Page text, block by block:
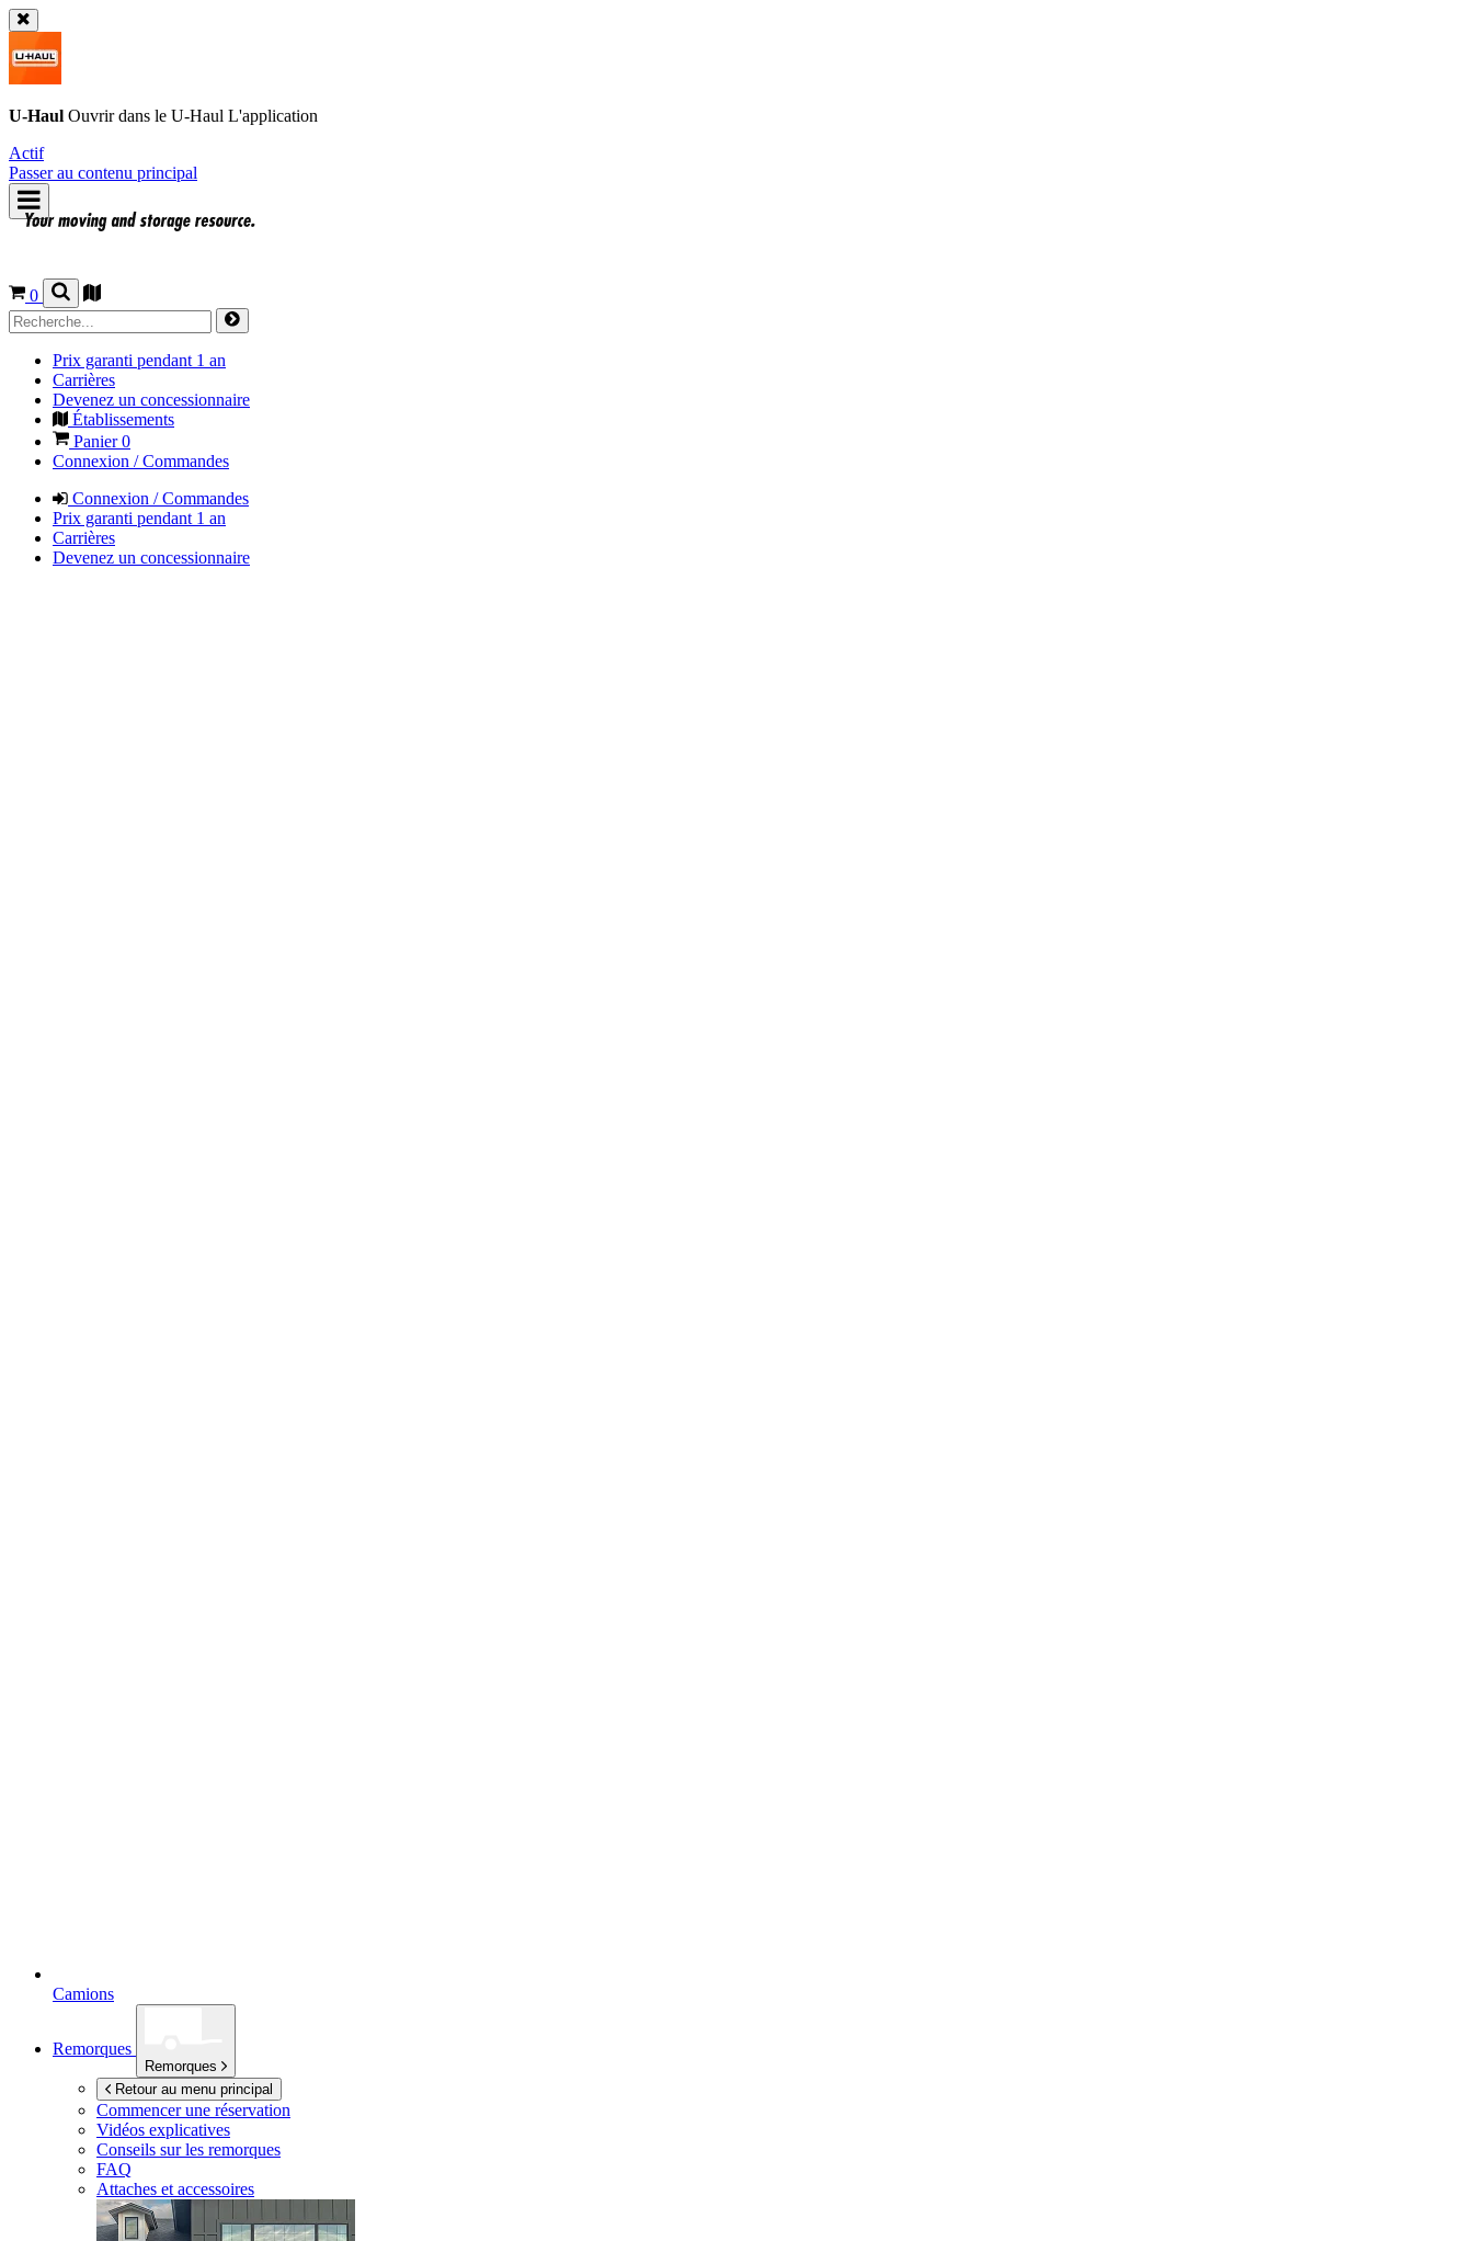
U-Haul Ouvrir dans le U-Haul L'application
Actif
Passer au contenu principal
0
Prix garanti pendant 1 an
Carrières
Devenez un concessionnaire
Établissements
Panier0
Connexion / Commandes
Connexion / Commandes
Prix garanti pendant 1 an
Carrières
Devenez un concessionnaire
Camions
Remorques
Remorques
Retour au menu principal
Commencer une réservation
Vidéos explicatives
Conseils sur les remorques
FAQ
Attaches et accessoires